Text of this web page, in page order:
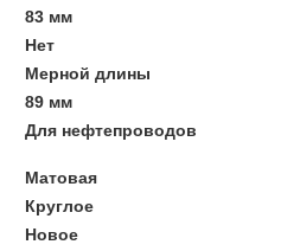
83 мм
Нет
Мерной длины
89 мм
Для нефтепроводов
Матовая
Круглое
Новое